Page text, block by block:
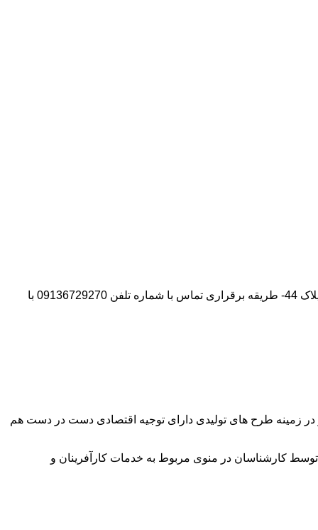
آدرس شرکت:استان تهران- شهر پیشوا- روبروی درب دانشگاه آزاد واحد ورامین – پیشوا – خیابان سروستان- انتهای کوچه سروستان نهم – پلاک 44- طریقه برقراری تماس با شماره تلفن 09136729270 با
در زمینه طرح های تولیدی دارای توجیه اقتصادی دست در دست هم
کارشناسان در منوی مربوط به خدمات کارآفرینان و